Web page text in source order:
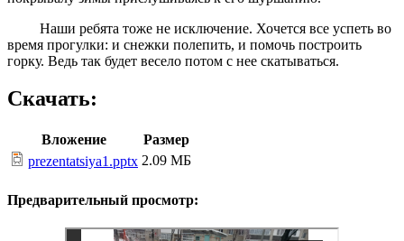
Наши ребята тоже не исключение. Хочется все успеть во
время прогулки: и снежки полепить, и помочь построить
горку. Ведь так будет весело потом с нее скатываться.
Скачать:
Вложение
Размер
prezentatsiya1.pptx 2.09 МБ
Предварительный просмотр: